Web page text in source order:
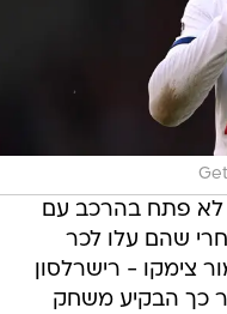
לא פתח בהרכב עם
שהם עלו לכר
צימקו - רישרלסון
כך הבקיע משחק